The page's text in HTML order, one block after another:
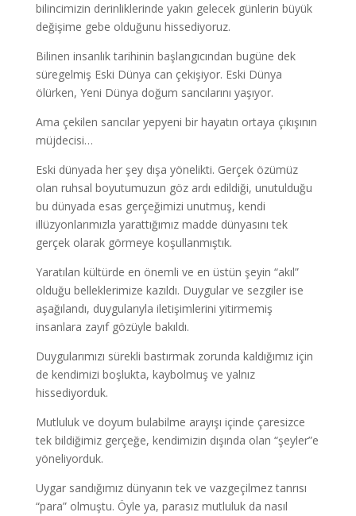
bilincimizin derinliklerinde yakın gelecek günlerin büyük
değişime gebe olduğunu hissediyoruz.
Bilinen insanlık tarihinin başlangıcından bugüne dek
süregelmiş Eski Dünya can çekişiyor. Eski Dünya
ölürken, Yeni Dünya doğum sancılarını yaşıyor.
Ama çekilen sancılar yepyeni bir hayatın ortaya çıkışının
müjdecisi…
Eski dünyada her şey dışa yönelikti. Gerçek özümüz
olan ruhsal boyutumuzun göz ardı edildiği, unutulduğu
bu dünyada esas gerçeğimizi unutmuş, kendi
illüzyonlarımızla yarattığımız madde dünyasını tek
gerçek olarak görmeye koşullanmıştık.
Yaratılan kültürde en önemli ve en üstün şeyin “akıl”
olduğu belleklerimize kazıldı. Duygular ve sezgiler ise
aşağılandı, duygularıyla iletişimlerini yitirmemiş
insanlara zayıf gözüyle bakıldı.
Duygularımızı sürekli bastırmak zorunda kaldığımız için
de kendimizi boşlukta, kaybolmuş ve yalnız
hissediyorduk.
Mutluluk ve doyum bulabilme arayışı içinde çaresizce
tek bildiğimiz gerçeğe, kendimizin dışında olan “şeyler”e
yöneliyorduk.
Uygar sandığımız dünyanın tek ve vazgeçilmez tanrısı
“para” olmuştu. Öyle ya, parasız mutluluk da nasıl